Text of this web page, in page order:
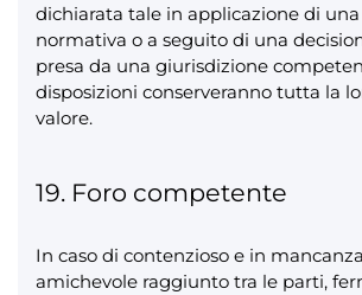
dichiarata tale in applicazione di
normativa o a seguito di una
presa da una giurisdizione
disposizioni conserveranno tutta la
valore.
19. Foro competente
In caso di contenzioso e in
amichevole raggiunto tra le parti,